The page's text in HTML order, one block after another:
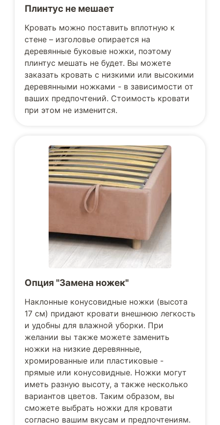
Плинтус не мешает
Кровать можно поставить вплотную к
стене – изголовье опирается на
деревянные буковые ножки, поэтому
плинтус мешать не будет. Вы можете
заказать кровать с низкими или высокими
деревянными ножками - в зависимости от
ваших предпочтений. Стоимость кровати
при этом не изменится.
Опция "Замена ножек"
Наклонные конусовидные ножки (высота
17 см) придают кровати внешнюю легкость
и удобны для влажной уборки. При
желании вы также можете заменить
ножки на низкие деревянные,
хромированные или пластиковые -
прямые или конусовидные. Ножки могут
иметь разную высоту, а также несколько
вариантов цветов. Таким образом, вы
сможете выбрать ножки для кровати
согласно вашим вкусам и предпочтениям.